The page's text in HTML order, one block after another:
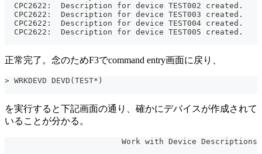
  CPC2622:  Description for device TEST002 created.
  CPC2622:  Description for device TEST003 created.
  CPC2622:  Description for device TEST004 created.
  CPC2622:  Description for device TEST005 created.
正常完了。念のためF3でcommand entry画面に戻り、
> WRKDEVD DEVD(TEST*)
を実行すると下記画面の通り、確かにデバイスが作成されて
いることが分かる。
                         Work with Device Descriptions